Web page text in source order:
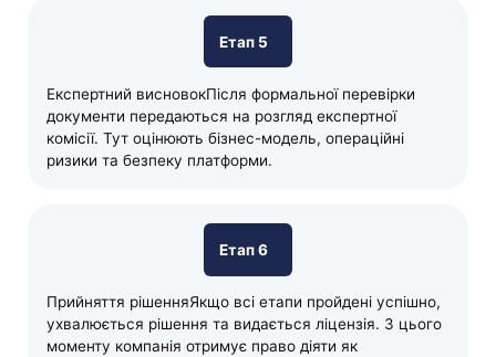
Етап 5
Експертний висновокПісля формальної перевірки
документи передаються на розгляд експертної
комісії. Тут оцінюють бізнес-модель, операційні
ризики та безпеку платформи.
Етап 6
Прийняття рішенняЯкщо всі етапи пройдені успішно,
ухвалюється рішення та видається ліцензія. З цього
моменту компанія отримує право діяти як